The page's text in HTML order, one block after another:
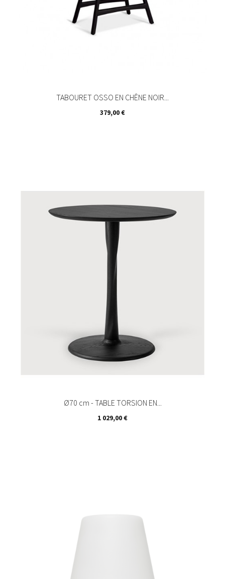
TABOURET OSSO EN CHÊNE NOIR...
Prix
379,00 €
Ø70 cm - TABLE TORSION EN...
Prix
1 029,00 €